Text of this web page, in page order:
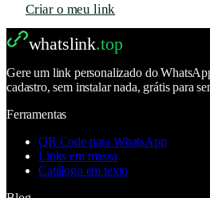
Criar o meu link
whatslink.top
Gere um link personalizado do
cadastro, sem instalar nada, grátis para
Ferramentas
QR Code para WhatsApp
Links em massa
Catálogo em texto